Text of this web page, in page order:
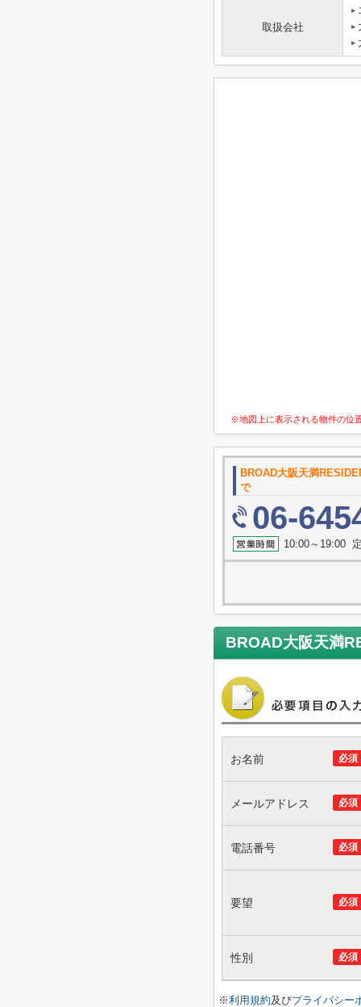
取扱会社
※地図上に表示される物件の位
BROAD大阪天満
で
06-
10:00～19:00
BROAD大阪天満
必須
お名前
必須
メールアドレス
必須
電話番号
必須
要望
必須
性別
※利用規約及びプライバシー